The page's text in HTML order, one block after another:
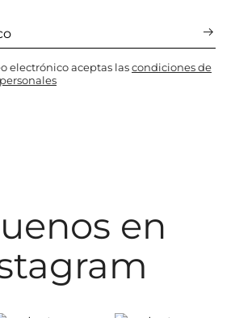
electrónico aceptas lascondiciones de
en